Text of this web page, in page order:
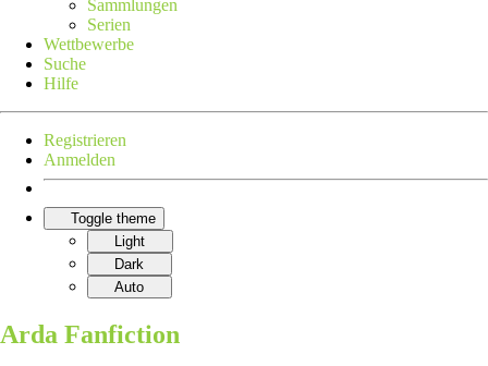
Sammlungen
Serien
Wettbewerbe
Suche
Hilfe
Registrieren
Anmelden
Toggle theme
Light
Dark
Auto
Arda Fanfiction